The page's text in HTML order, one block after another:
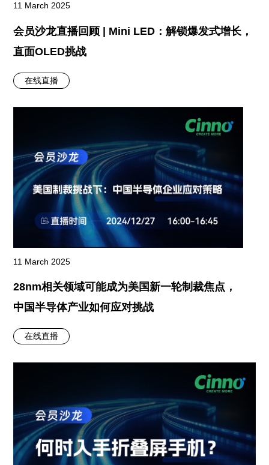
11 March 2025
会员沙龙直播回顾 | Mini LED：解锁爆发式增长，
直面OLED挑战
在线直播
11 March 2025
28nm相关领域可能成为美国新一轮制裁焦点，
中国半导体产业如何应对挑战
在线直播